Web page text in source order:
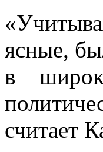
ясные,
в
считает